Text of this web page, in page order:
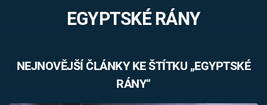
VETŘELCI DÁVNOVĚKU
EGYPTSKÉ RÁNY
NEJNOVĚJŠÍ ČLÁNKY KE ŠTÍTKU „EGYPTSKÉ
RÁNY“